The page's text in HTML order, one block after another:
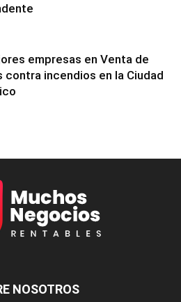
empresas en Venta de
contra incendios en la Ciudad
NOSOTROS